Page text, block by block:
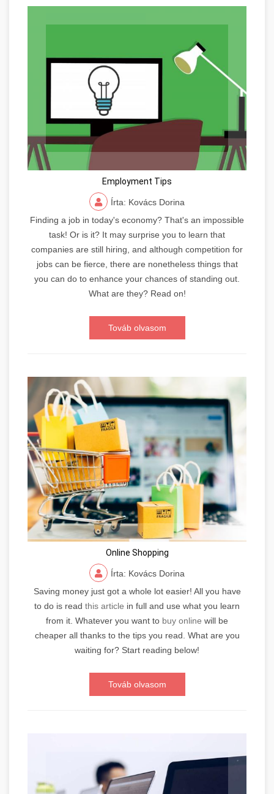
Employment Tips
Írta: Kovács Dorina
Finding a job in today's economy? That's an impossible
task! Or is it? It may surprise you to learn that
companies are still hiring, and although competition for
jobs can be fierce, there are nonetheless things that
you can do to enhance your chances of standing out.
What are they? Read on!
Továb olvasom
Online Shopping
Írta: Kovács Dorina
Saving money just got a whole lot easier! All you have
to do is read this article in full and use what you learn
from it. Whatever you want to buy online will be
cheaper all thanks to the tips you read. What are you
waiting for? Start reading below!
Továb olvasom